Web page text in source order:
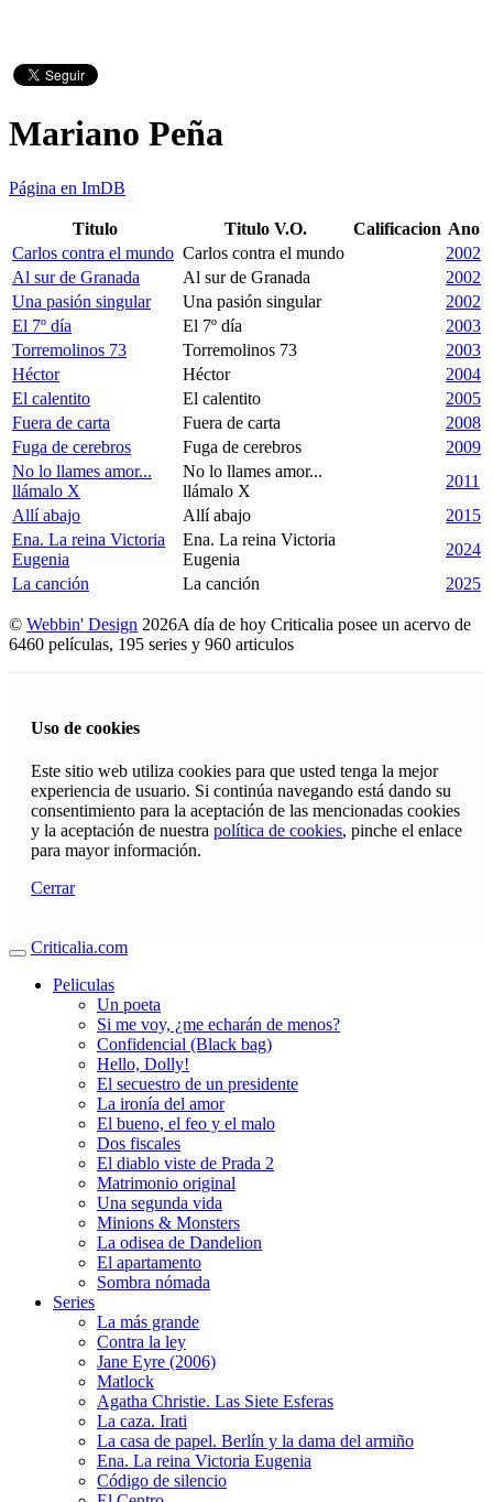
Mariano Peña
Página en ImDB
Titulo Titulo V.O. Calificacion Ano
Carlos contra el mundo Carlos contra el mundo
2002
Al sur de Granada
Al sur de Granada
2002
Una pasión singular
Una pasión singular
2002
El 7º día
El 7º día
2003
Torremolinos 73
Torremolinos 73
2003
Héctor
Héctor
2004
El calentito
El calentito
2005
Fuera de carta
Fuera de carta
2008
Fuga de cerebros
Fuga de cerebros
2009
No lo llames amor...
llámalo X
No lo llames amor...
llámalo X
2011
Allí abajo
Allí abajo
2015
Ena. La reina Victoria
Eugenia
Ena. La reina Victoria
Eugenia
2024
La canción
La canción 2025
© Webbin' Design 2026A día de hoy Criticalia posee un acervo de
6460 películas, 195 series y 960 articulos
Uso de cookies
Este sitio web utiliza cookies para que usted tenga la mejor
experiencia de usuario. Si continúa navegando está dando su
consentimiento para la aceptación de las mencionadas cookies
y la aceptación de nuestra política de cookies, pinche el enlace
para mayor información.
Cerrar
Criticalia.com
Peliculas
Un poeta
Si me voy, ¿me echarán de menos?
Confidencial (Black bag)
Hello, Dolly!
El secuestro de un presidente
La ironía del amor
El bueno, el feo y el malo
Dos fiscales
El diablo viste de Prada 2
Matrimonio original
Una segunda vida
Minions & Monsters
La odisea de Dandelion
El apartamento
Sombra nómada
Series
La más grande
Contra la ley
Jane Eyre (2006)
Matlock
Agatha Christie. Las Siete Esferas
La caza. Irati
La casa de papel. Berlín y la dama del armiño
Ena. La reina Victoria Eugenia
Código de silencio